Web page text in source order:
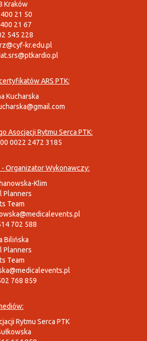
Kraków
21 50
21 67
545 228
kr.edu.pl
ARS PTK:
Kucharska
Asocjacji Rytmu Serca PTK:
0022 2472 3185
Organizator Wykonawczy:
Klim
Planners
Team
702 588
Bilińska
Planners
Team
768 859
Rytmu Serca PTK